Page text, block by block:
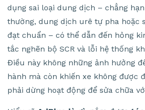
dụng sai loại dung dịch – chẳng
thường, dung dịch urê tự pha hoặc
đạt chuẩn – có thể dẫn đến hỏng
tắc nghẽn bộ SCR và lỗi hệ thống
Điều này không những ảnh hưởng
hành mà còn khiến xe không được
phải dừng hoạt động để sửa chữa